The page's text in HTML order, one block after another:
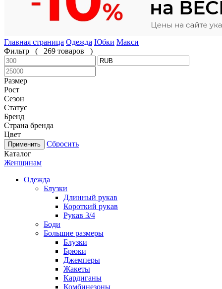
Главная страница Одежда Юбки Макси
Фильтр
( 269 товаров )
Размер
Рост
Сезон
Статус
Бренд
Страна бренда
Цвет
Сбросить
Каталог
Женщинам
Одежда
Блузки
Длинный рукав
Короткий рукав
Рукав 3/4
Боди
Большие размеры
Блузки
Брюки
Джемперы
Жакеты
Кардиганы
Комбинезоны